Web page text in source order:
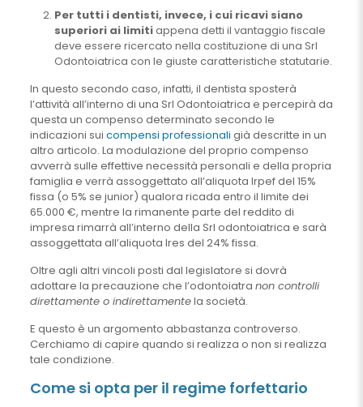
Per tutti i dentisti, invece, i cui ricavi siano
superiori ai limitiappena detti il vantaggio fiscale
deve essere ricercato nella costituzione di una Srl
Odontoiatrica con le giuste caratteristiche statutarie.
In questo secondo caso, infatti, il dentista sposterà
l’attività all’interno di una Srl Odontoiatrica e percepirà da
questa un compenso determinato secondo le
indicazioni sui compensi professionali già descritte in un
altro articolo. La modulazione del proprio compenso
avverrà sulle effettive necessità personali e della propria
famiglia e verrà assoggettato all’aliquota Irpef del 15%
fissa (o 5% se junior) qualora ricada entro il limite dei
65.000 €, mentre la rimanente parte del reddito di
impresa rimarrà all’interno della Srl odontoiatrica e sarà
assoggettata all’aliquota Ires del 24% fissa.
Oltre agli altri vincoli posti dal legislatore si dovrà
adottare la precauzione che l’odontoiatra non controlli
direttamente o indirettamentela società.
E questo è un argomento abbastanza controverso.
Cerchiamo di capire quando si realizza o non si realizza
tale condizione.
Come si opta per il regime forfettario